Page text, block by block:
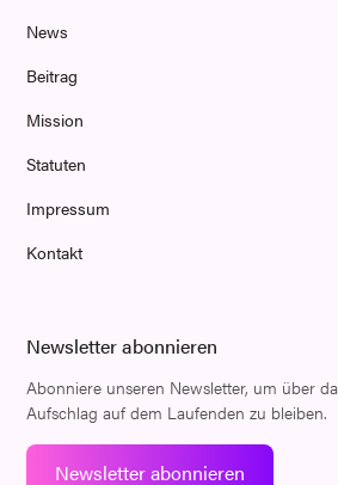
News
Beitrag
Mission
Statuten
Impressum
Kontakt
Newsletter abonnieren
Abonniere unseren Newsletter, um über
Aufschlag auf dem Laufenden zu bleiben.
Newsletter abonnieren